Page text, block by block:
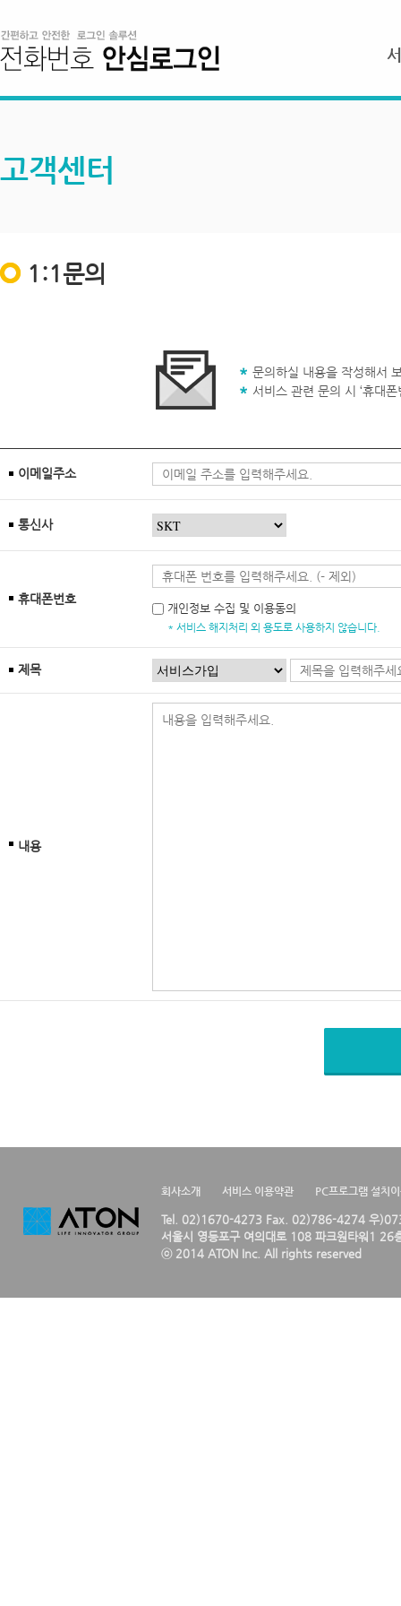
고객센터
1:1문의
문의하실 내용을 작성해서
서비스 관련 문의 시 ‘휴대
이메일주소
통신사
휴대폰번호
개인정보 수집 및 이용동의
* 서비스 해지처리 외 용도로 사용하지 않습니다.
제목
내용
회사소개 서비스 이용약관 PC프로그램 설치
Tel. 02)1670-4273 Fax. 02)786-4274 우
서울시 영등포구 여의대로 108 파크원타워1 26
ⓒ 2014 ATON Inc. All rights reserved